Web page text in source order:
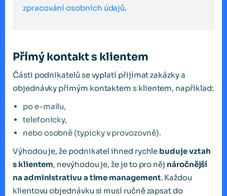
zpracování osobních údajů.
Přímý kontakt s klientem
Části podnikatelů se vyplatí přijímat zakázky a
objednávky přímým kontaktem s klientem, například:
po e-mailu,
telefonicky,
nebo osobně (typicky v provozovně).
Výhodou je, že podnikatel ihned rychle buduje vztah
s klientem, nevýhodou je, že je to pro něj náročnější
na administrativu a time management. Každou
klientovu objednávku si musí ručně zapsat do